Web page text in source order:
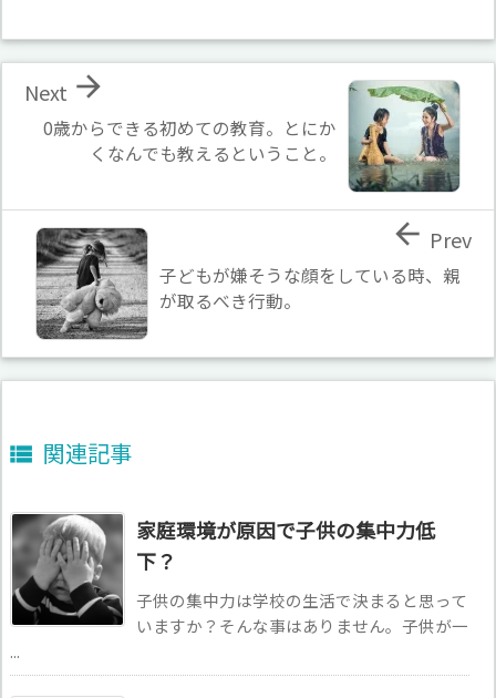
0歳からできる初めての教育。とにか
くなんでも教えるということ。

Next
子どもが嫌そうな顔をしている時、親
が取るべき行動。
 Prev
 関連記事
家庭環境が原因で子供の集中力低
下？
子供の集中力は学校の生活で決まると思って
いますか？そんな事はありません。子供が一
...